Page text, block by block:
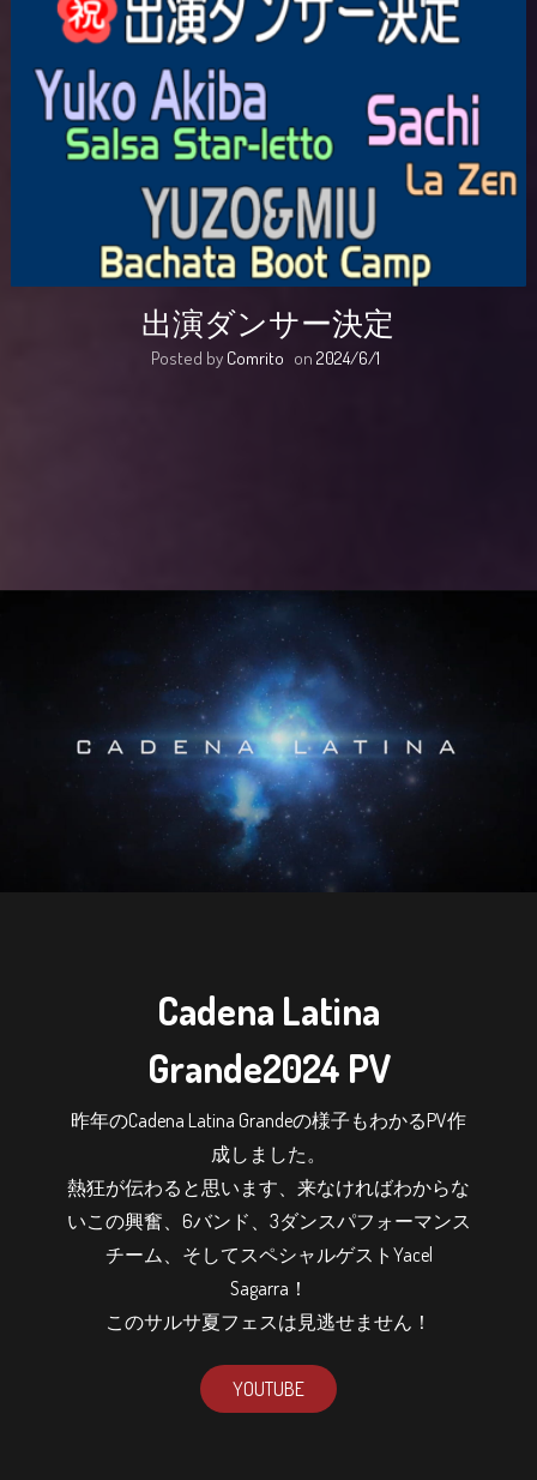
出演ダンサー決定
Posted by Comrito on 2024/6/1
Cadena Latina
Grande2024 PV
昨年のCadena Latina Grandeの様子もわかるPV作
成しました。
熱狂が伝わると思います、来なければわからな
いこの興奮、6バンド、3ダンスパフォーマンス
チーム、そしてスペシャルゲストYacel
Sagarra！
このサルサ夏フェスは見逃せません！
YOUTUBE